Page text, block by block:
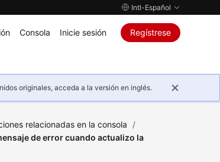
Intl-Español
Consola Inicie sesión Regístrese
originales, acceda a la versión en inglés.
relacionadas en la consola
/
de error cuando actualizo la